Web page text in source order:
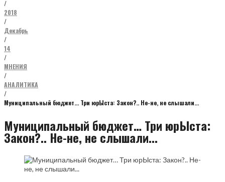
/
2018
/
Декабрь
/
14
/
МНЕНИЯ
/
АНАЛИТИКА
/
Муниципальный бюджет… Три юрЫста: Закон?.. Не-не, не слышали…
Муниципальный бюджет… Три юрЫста:
Закон?.. Не-не, не слышали...